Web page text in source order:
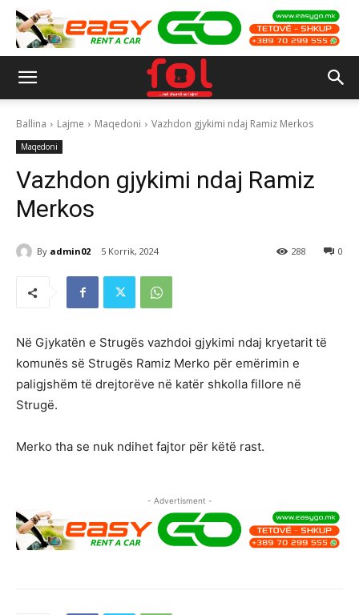
Ballina Lajme Maqedoni Vazhdon gjykimi ndaj Ramiz Merkos
Maqedoni
Vazhdon gjykimi ndaj Ramiz
Merkos
By admin02 5 Korrik, 2024 0
288
Në Gjykatën e Strugës vazhdoi gjykimi ndaj kryetarit të
komunës së Strugës Ramiz Merko për emërimin e
paligjshëm të drejtorëve në katër shkolla fillore në
Strugë.
Merko tha se nuk ndihet fajtor për këtë rast.
- Advertisment -